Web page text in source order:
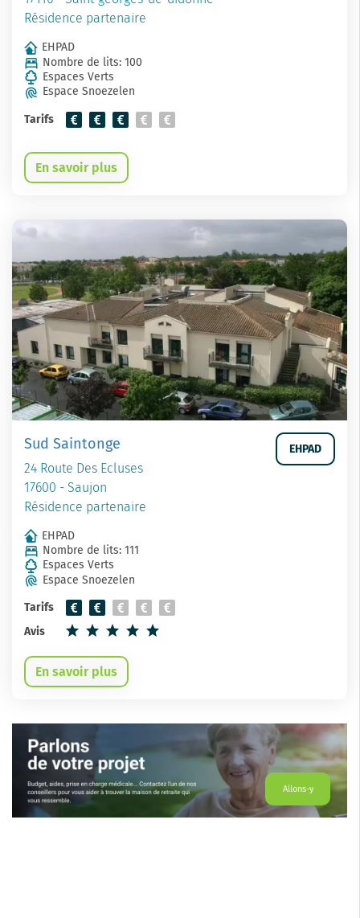
Résidence partenaire
EHPAD
Nombre de lits: 100
Espaces Verts
Espace Snoezelen
Tarifs
En savoir plus
Sud Saintonge
24 Route Des Ecluses
17600 - Saujon
Résidence partenaire
EHPAD
EHPAD
Nombre de lits: 111
Espaces Verts
Espace Snoezelen
Tarifs
Avis
En savoir plus
Allons-y